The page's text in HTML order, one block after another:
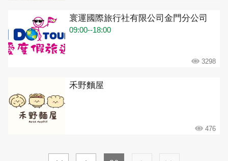
寰運國際旅行社有限公司金門分公司
09:00--18:00
3298
禾野麵屋
476